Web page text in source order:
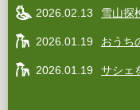
2026.02.13 雪山探
2026.01.19 おうち
2026.01.19 サシェ